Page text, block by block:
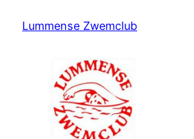
naarLummense Zwemclub